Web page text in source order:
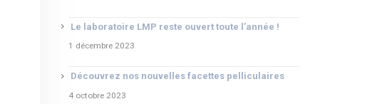
Le laboratoire LMP reste ouvert toute l’année !
1 décembre 2023
Découvrez nos nouvelles facettes pelliculaires
4 octobre 2023